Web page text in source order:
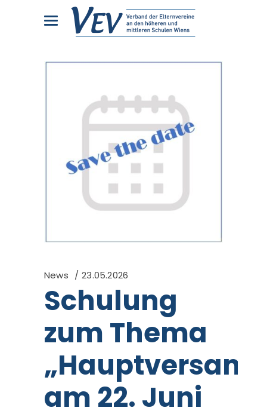
News 23.05.2026
Schulung
zum Thema
am 22. Juni